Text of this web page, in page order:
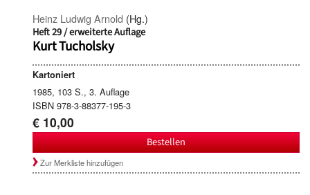
Heinz Ludwig Arnold (Hg.)
Heft 29 / erweiterte Auflage
Kurt Tucholsky
Kartoniert
1985, 103 S., 3. Auflage
ISBN 978-3-88377-195-3
€ 10,00
Bestellen
Zur Merkliste hinzufügen